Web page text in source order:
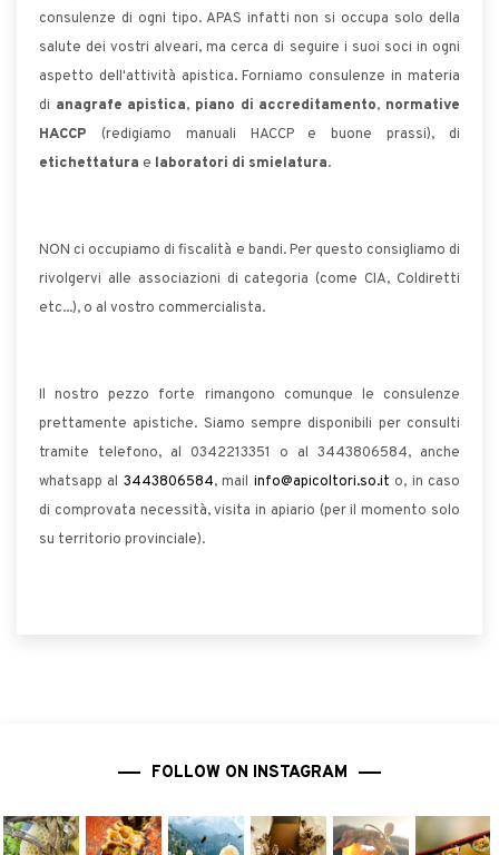
consulenze di ogni tipo. APAS infatti non si occupa solo della
salute dei vostri alveari, ma cerca di seguire i suoi soci in ogni
aspetto dell'attività apistica. Forniamo consulenze in materia
di anagrafe apistica, piano di accreditamento, normative
HACCP (redigiamo manuali HACCP e buone prassi), di
etichettatura e laboratori di smielatura.
NON ci occupiamo di fiscalità e bandi. Per questo consigliamo di
rivolgervi alle associazioni di categoria (come CIA, Coldiretti
etc...), o al vostro commercialista.
Il nostro pezzo forte rimangono comunque le consulenze
prettamente apistiche. Siamo sempre disponibili per consulti
tramite telefono, al 0342213351 o al 3443806584, anche
whatsapp al 3443806584, mail info@apicoltori.so.it o, in caso
di comprovata necessità, visita in apiario (per il momento solo
su territorio provinciale).
FOLLOW ON INSTAGRAM